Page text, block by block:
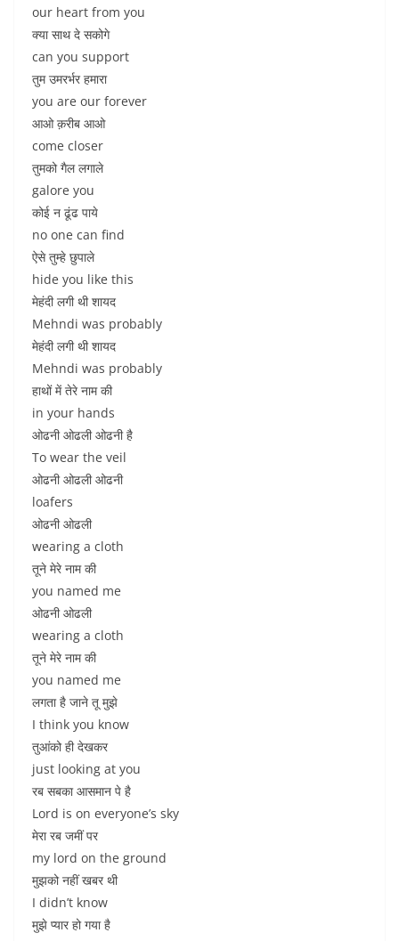
our heart from you
क्या साथ दे सकोगे
can you support
तुम उमरर्भर हमारा
you are our forever
आओ क़रीब आओ
come closer
तुमको गैल लगाले
galore you
कोई न ढूंढ पाये
no one can find
ऐसे तुम्हे छुपाले
hide you like this
मेहंदी लगी थी शायद
Mehndi was probably
मेहंदी लगी थी शायद
Mehndi was probably
हाथों में तेरे नाम की
in your hands
ओढनी ओढली ओढनी है
To wear the veil
ओढनी ओढली ओढनी
loafers
ओढनी ओढली
wearing a cloth
तूने मेरे नाम की
you named me
ओढनी ओढली
wearing a cloth
तूने मेरे नाम की
you named me
लगता है जाने तू मुझे
I think you know
तुआंको ही देखकर
just looking at you
रब सबका आसमान पे है
Lord is on everyone’s sky
मेरा रब जमीं पर
my lord on the ground
मुझको नहीं खबर थी
I didn’t know
मुझे प्यार हो गया है